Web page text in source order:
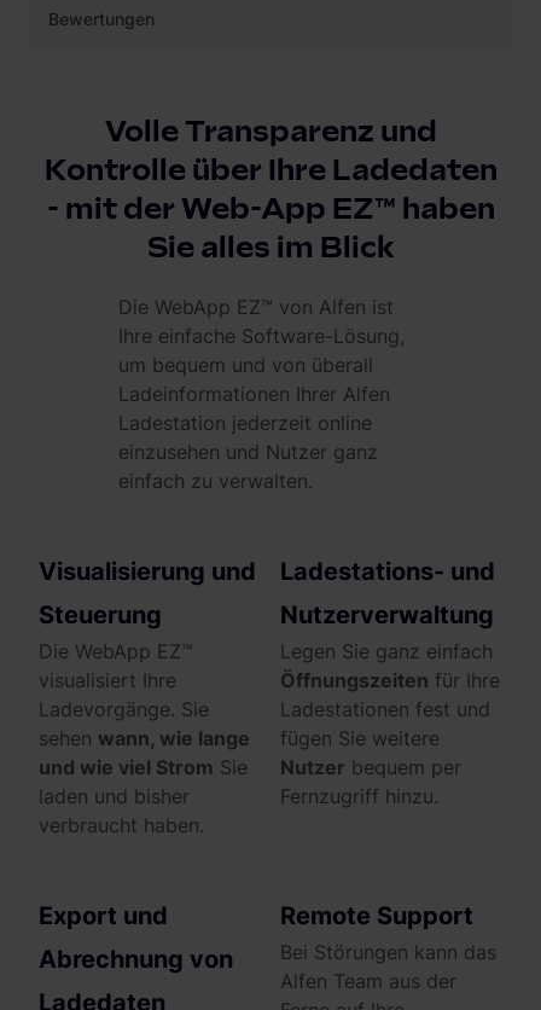
Bewertungen
Volle Transparenz und
Kontrolle über Ihre Ladedaten
- mit der Web-App EZ™ haben
Sie alles im Blick
Die WebApp EZ™ von Alfen ist
Ihre einfache Software-Lösung,
um bequem und von überall
Ladeinformationen Ihrer Alfen
Ladestation jederzeit online
einzusehen und Nutzer ganz
einfach zu verwalten.
Visualisierung und
Steuerung
Die WebApp EZ™
visualisiert Ihre
Ladevorgänge. Sie
sehen wann, wie lange
und wie viel Strom Sie
laden und bisher
verbraucht haben.
Ladestations- und
Nutzerverwaltung
Legen Sie ganz einfach
Öffnungszeiten für Ihre
Ladestationen fest und
fügen Sie weitere
Nutzer bequem per
Fernzugriff hinzu.
Export und
Abrechnung von
Ladedaten
Remote Support
Bei Störungen kann das
Alfen Team aus der